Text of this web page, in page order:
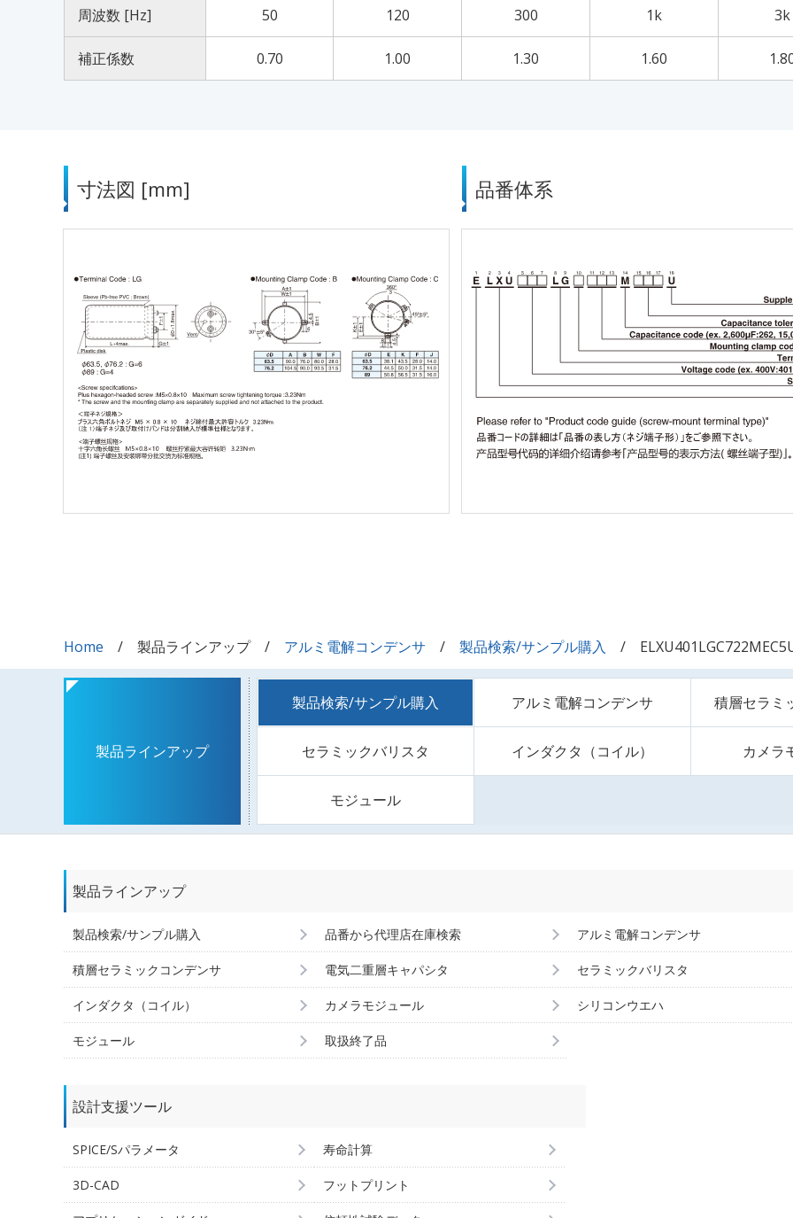
周波数 [Hz] 50 120 300 1k 3k
補正係数 0.70 1.00 1.30 1.60
寸法図 [mm] 品番体系
Home 製品ラインアップ アルミ電解コンデンサ 製品検索/サンプル購入
製品ラインアップ
製品検索/サンプル購入 アルミ電解コンデンサ 積層セラミ
セラミックバリスタ インダクタ（コイル） カメラ
モジュール
製品ラインアップ
製品検索/サンプル購入 品番から代理店在庫検索 アルミ電解コンデンサ
積層セラミックコンデンサ 電気二重層キャパシタ セラミックバリスタ
インダクタ（コイル） カメラモジュール シリコンウエハ
モジュール 取扱終了品
設計支援ツール
SPICE/Sパラメータ 寿命計算
3D-CAD フットプリント